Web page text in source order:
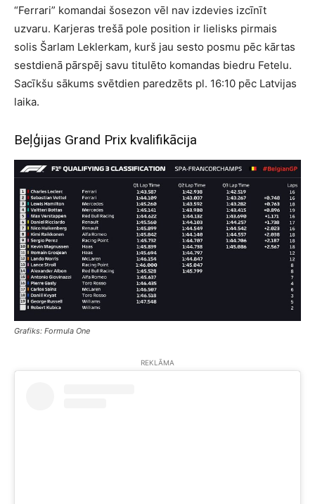
“Ferrari” komandai šosezon vēl nav izdevies izcīnīt
uzvaru. Karjeras trešā pole position ir lielisks pirmais
solis Šarlam Leklerkam, kurš jau sesto posmu pēc kārtas
sestdienā pārspēj savu titulēto komandas biedru Fetelu.
Sacīkšu sākums svētdien paredzēts pl. 16:10 pēc Latvijas
laika.
Beļģijas Grand Prix kvalifikācija
Grafiks: Formula One
REKLĀMA